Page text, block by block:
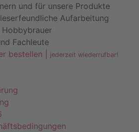
und für unsere Produkte
Aufarbeitung
Hobbybrauer
Fachleute
bestellen |
jederzeit wiederrufbar!